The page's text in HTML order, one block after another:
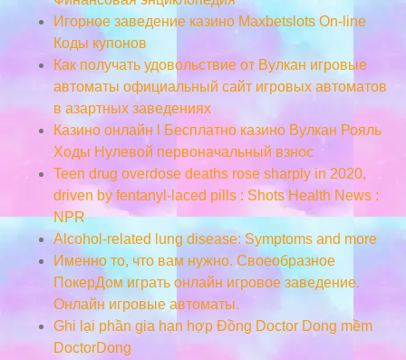
Игорное заведение казино Maxbetslots On-line
Коды купонов
Как получать удовольствие от Вулкан игровые
автоматы официальный сайт игровых автоматов
в азартных заведениях
Казино онлайн l Бесплатно казино Вулкан Рояль
Ходы Нулевой первоначальный взнос
Teen drug overdose deaths rose sharply in 2020,
driven by fentanyl-laced pills : Shots Health News :
NPR
Alcohol-related lung disease: Symptoms and more
Именно то, что вам нужно. Своеобразное
ПокерДом играть онлайн игровое заведение.
Онлайн игровые автоматы.
Ghi lại phần gia hạn hợp Đồng Doctor Dong mềm
DoctorDong